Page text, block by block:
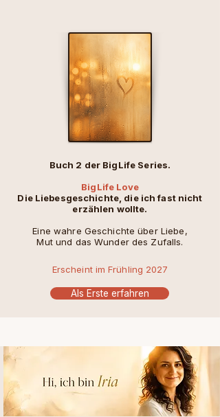
Buch 2 der BigLife Series.
BigLife Love
Die Liebesgeschichte, die ich fast nicht
erzählen wollte.
Eine wahre Geschichte über Liebe,
Mut und das Wunder des Zufalls.
Erscheint imFrühling 2027
Als Erste erfahren